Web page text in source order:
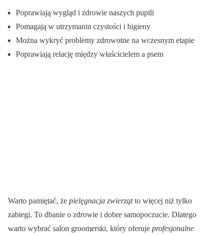
Poprawiają wygląd i zdrowie naszych pupili
Pomagają w utrzymaniu czystości i higieny
Można wykryć problemy zdrowotne na wczesnym etapie
Poprawiają relację między właścicielem a psem
Warto pamiętać, że pielęgnacja zwierzątto więcej niż tylko
zabiegi. To dbanie o zdrowie i dobre samopoczucie. Dlatego
warto wybrać salon groomerski, który oferuje profesjonalne